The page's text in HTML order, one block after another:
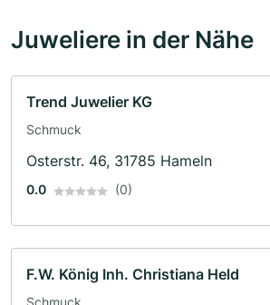
Juweliere in der Nähe
Trend Juwelier KG
Schmuck
Osterstr. 46, 31785 Hameln
0.0 (0)
F.W. König Inh. Christiana Held